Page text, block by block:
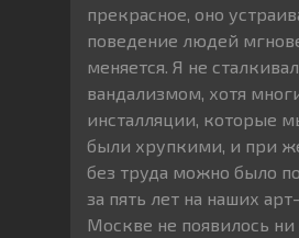
прекрасное, оно
поведение людей
меняется. Я не
вандализмом, хотя
инсталляции, которые
были хрупкими, и при
без труда можно было
за пять лет на наших
Москве не появилось ни